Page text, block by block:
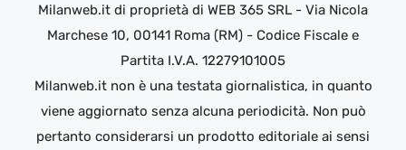
Milanweb.it di proprietà di WEB 365 SRL - Via Nicola
Marchese 10, 00141 Roma (RM) - Codice Fiscale e
Partita I.V.A. 12279101005
Milanweb.it non è una testata giornalistica, in quanto
viene aggiornato senza alcuna periodicità. Non può
pertanto considerarsi un prodotto editoriale ai sensi